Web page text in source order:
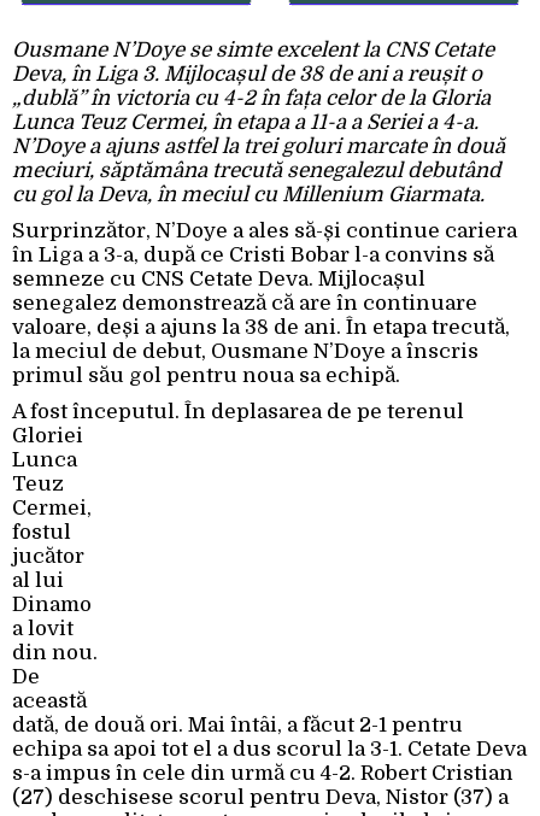
Ousmane N’Doye se simte excelent la CNS Cetate
Deva, în Liga 3. Mijlocașul de 38 de ani a reușit o
„dublă” în victoria cu 4-2 în fața celor de la Gloria
Lunca Teuz Cermei, în etapa a 11-a a Seriei a 4-a.
N’Doye a ajuns astfel la trei goluri marcate în două
meciuri, săptămâna trecută senegalezul debutând
cu gol la Deva, în meciul cu Millenium Giarmata.
Surprinzător, N’Doye a ales să-și continue cariera
în Liga a 3-a, după ce Cristi Bobar l-a convins să
semneze cu CNS Cetate Deva. Mijlocașul
senegalez demonstrează că are în continuare
valoare, deși a ajuns la 38 de ani. În etapa trecută,
la meciul de debut, Ousmane N’Doye a înscris
primul său gol pentru noua sa echipă.
A fost începutul. În deplasarea de pe terenul
Gloriei
Lunca
Teuz
Cermei,
fostul
jucător
al lui
Dinamo
a lovit
din nou.
De
această
dată, de două ori. Mai întâi, a făcut 2-1 pentru
echipa sa apoi tot el a dus scorul la 3-1. Cetate Deva
s-a impus în cele din urmă cu 4-2. Robert Cristian
(27) deschisese scorul pentru Deva, Nistor (37) a